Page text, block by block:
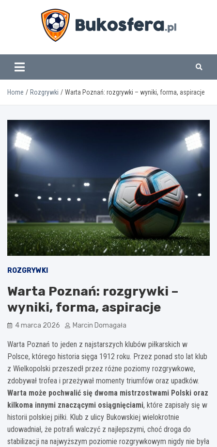
www.bukosfera.pl
Home Rozgrywki Warta Poznań: rozgrywki – wyniki, forma, aspiracje
ROZGRYWKI
Warta Poznań: rozgrywki –
wyniki, forma, aspiracje
4 marca 2026 Marcin Domagała
Warta Poznań to jeden z najstarszych klubów piłkarskich w
Polsce, którego historia sięga 1912 roku. Przez ponad sto lat klub
z Wielkopolski przeszedł przez różne poziomy rozgrywkowe,
zdobywał trofea i przeżywał momenty triumfów oraz upadków.
Warta może pochwalić się dwoma mistrzostwami Polski oraz
kilkoma innymi znaczącymi osiągnięciami, które zapisały się w
historii polskiej piłki. Klub z ulicy Bukowskiej wielokrotnie
udowadniał, że potrafi walczyć z najlepszymi, choć droga do
stabilizacji na najwyższym poziomie rozgrywkowym nigdy nie była